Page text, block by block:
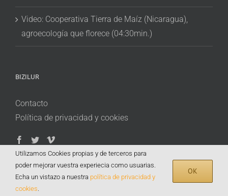
Video: Cooperativa Tierra de Maíz (Nicaragua),
agroecología que florece (04:30min.)
BIZILUR
Contacto
Política de privacidad y cookies
Utilizamos Cookies propias y de terceros para
poder mejorar vuestra experiecia como usuarias.
Echa un vistazo a nuestra política de privacidad y
cookies.
OK